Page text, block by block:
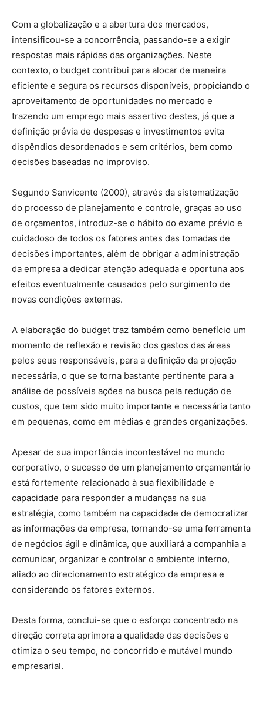
Com a globalização e a abertura dos mercados,
intensificou-se a concorrência, passando-se a exigir
respostas mais rápidas das organizações. Neste
contexto, o budget contribui para alocar de maneira
eficiente e segura os recursos disponíveis, propiciando o
aproveitamento de oportunidades no mercado e
trazendo um emprego mais assertivo destes, já que a
definição prévia de despesas e investimentos evita
dispêndios desordenados e sem critérios, bem como
decisões baseadas no improviso.
Segundo Sanvicente (2000), através da sistematização
do processo de planejamento e controle, graças ao uso
de orçamentos, introduz-se o hábito do exame prévio e
cuidadoso de todos os fatores antes das tomadas de
decisões importantes, além de obrigar a administração
da empresa a dedicar atenção adequada e oportuna aos
efeitos eventualmente causados pelo surgimento de
novas condições externas.
A elaboração do budget traz também como benefício um
momento de reflexão e revisão dos gastos das áreas
pelos seus responsáveis, para a definição da projeção
necessária, o que se torna bastante pertinente para a
análise de possíveis ações na busca pela redução de
custos, que tem sido muito importante e necessária tanto
em pequenas, como em médias e grandes organizações.
Apesar de sua importância incontestável no mundo
corporativo, o sucesso de um planejamento orçamentário
está fortemente relacionado à sua flexibilidade e
capacidade para responder a mudanças na sua
estratégia, como também na capacidade de democratizar
as informações da empresa, tornando-se uma ferramenta
de negócios ágil e dinâmica, que auxiliará a companhia a
comunicar, organizar e controlar o ambiente interno,
aliado ao direcionamento estratégico da empresa e
considerando os fatores externos.
Desta forma, conclui-se que o esforço concentrado na
direção correta aprimora a qualidade das decisões e
otimiza o seu tempo, no concorrido e mutável mundo
empresarial.